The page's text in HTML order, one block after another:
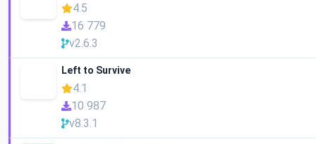
4.5
16 779
v2.6.3
Left to Survive
4.1
10 987
v8.3.1